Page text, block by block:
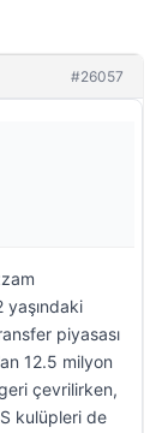
#26057
yaşındaki
piyasası
12.5 milyon
çevrilirken,
kulüpleri de